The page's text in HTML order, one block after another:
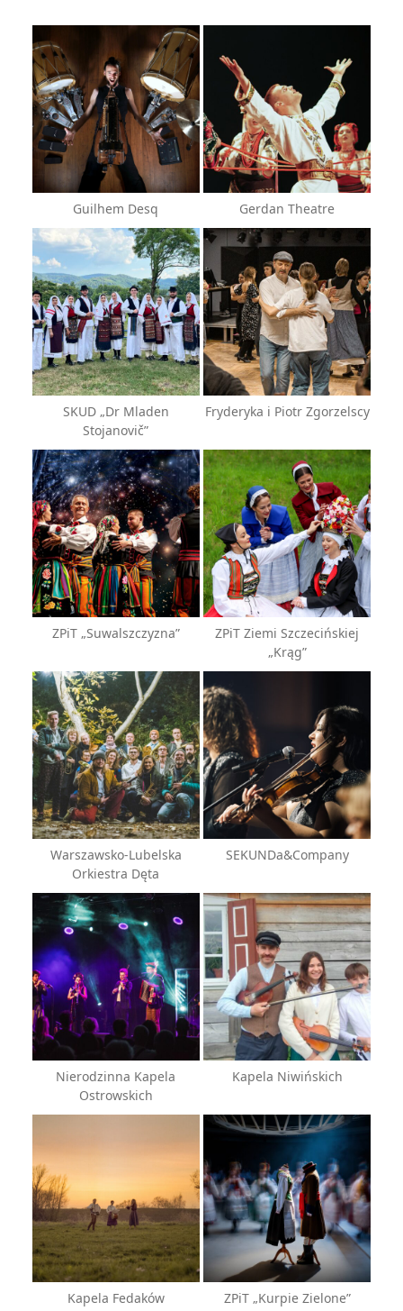
Guilhem Desq Gerdan Theatre
SKUD „Dr Mladen
Stojanovič”
Fryderyka i Piotr Zgorzelscy
ZPiT „Suwalszczyzna”
ZPiT Ziemi Szczecińskiej
„Krąg”
Warszawsko-Lubelska
Orkiestra Dęta
SEKUNDa&Company
Nierodzinna Kapela
Ostrowskich
Kapela Niwińskich
Kapela Fedaków ZPiT „Kurpie Zielone”